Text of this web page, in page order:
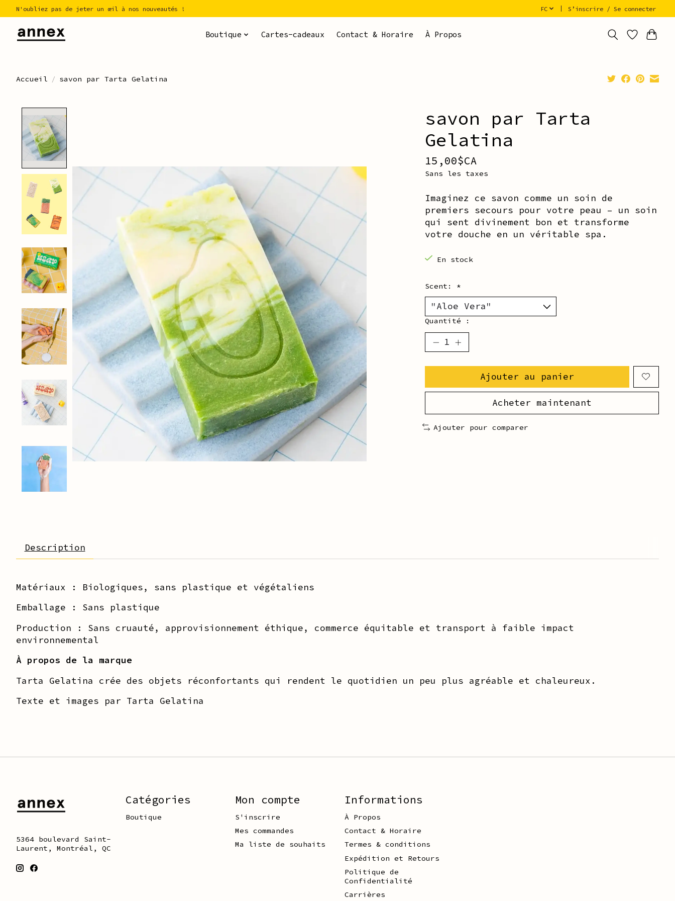
N'oubliez pas de jeter un œil à nos nouveautés ! FC S’inscrire / Se connecter
Boutique Cartes-cadeaux Contact & Horaire À Propos
Accueil / savon par Tarta Gelatina
savon par Tarta
Gelatina
15,00$CA
Sans les taxes
Imaginez ce savon comme un soin de
premiers secours pour votre peau – un soin
qui sent divinement bon et transforme
votre douche en un véritable spa.
En stock
Scent: *
Quantité :
Ajouter au panier
Acheter maintenant
Ajouter pour comparer
Description
Matériaux : Biologiques, sans plastique et végétaliens
Emballage : Sans plastique
Production : Sans cruauté, approvisionnement éthique, commerce équitable et transport à faible impact
environnemental
À propos de la marque
Tarta Gelatina crée des objets réconfortants qui rendent le quotidien un peu plus agréable et chaleureux.
Texte et images par Tarta Gelatina
5364 boulevard Saint-
Laurent, Montréal, QC
Catégories
Boutique
Mon compte
S'inscrire
Mes commandes
Ma liste de souhaits
Informations
À Propos
Contact & Horaire
Termes & conditions
Expédition et Retours
Politique de
Confidentialité
Carrières